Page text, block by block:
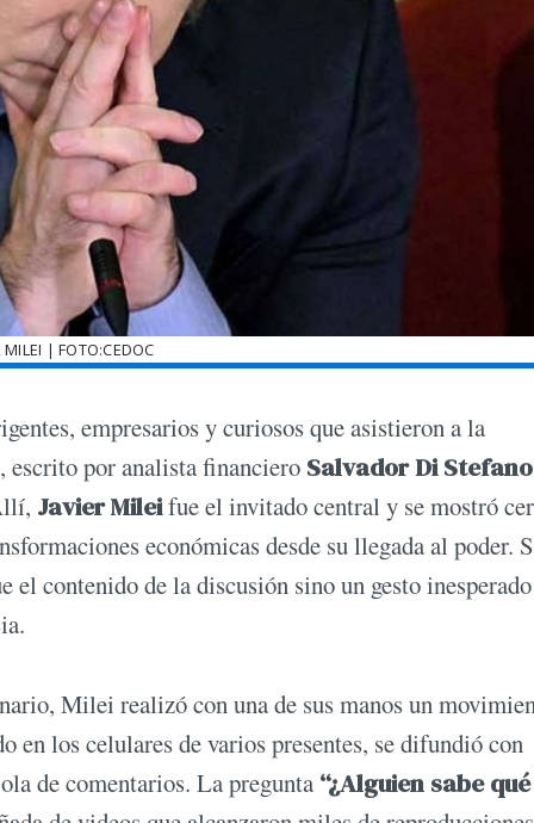
MILEI | FOTO:CEDOC
empresarios y curiosos que asistieron a la
, escrito por analista financiero Salvador Di
Javier Mileifue el invitado central y se mostró
económicas desde su llegada al poder.
contenido de la discusión sino un gesto
Milei realizó con una de sus manos un
los celulares de varios presentes, se difundió con
de comentarios. La pregunta “¿Alguien sabe